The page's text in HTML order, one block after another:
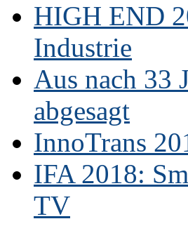
HIGH END
Industrie
Aus nach 33
abgesagt
InnoTrans
IFA 2018:
TV